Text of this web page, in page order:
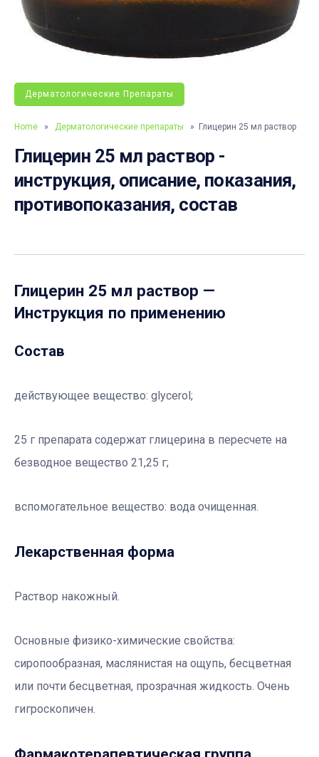
Дерматологические Препараты
Home » Дерматологические препараты » Глицерин 25 мл раствор
Глицерин 25 мл раствор -
инструкция, описание, показания,
противопоказания, состав
Глицерин 25 мл раствор —
Инструкция по применению
Состав
действующее вещество: glycerol;
25 г препарата содержат глицерина в пересчете на
безводное вещество 21,25 г;
вспомогательное вещество: вода очищенная.
Лекарственная форма
Раствор накожный.
Основные физико-химические свойства:
сиропообразная, маслянистая на ощупь, бесцветная
или почти бесцветная, прозрачная жидкость. Очень
гигроскопичен.